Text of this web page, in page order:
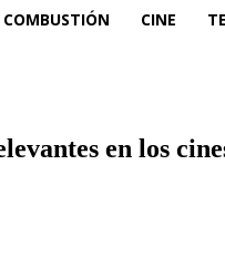
COMBUSTIÓN CINE
en los